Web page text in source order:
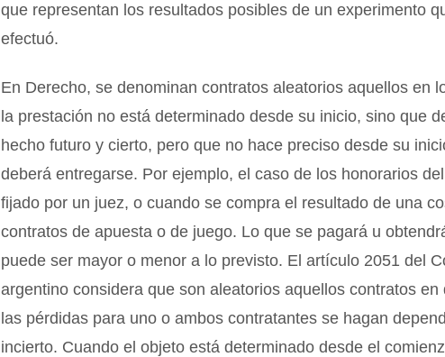
que representan los resultados posibles de un experimento
efectuó.
En Derecho, se denominan contratos aleatorios aquellos en
la prestación no está determinado desde su inicio, sino que
hecho futuro y cierto, pero que no hace preciso desde su
deberá entregarse. Por ejemplo, el caso de los honorarios
fijado por un juez, o cuando se compra el resultado de una
contratos de apuesta o de juego. Lo que se pagará u
puede ser mayor o menor a lo previsto. El artículo 2051 del
argentino considera que son aleatorios aquellos contratos en
las pérdidas para uno o ambos contratantes se hagan
incierto. Cuando el objeto está determinado desde el